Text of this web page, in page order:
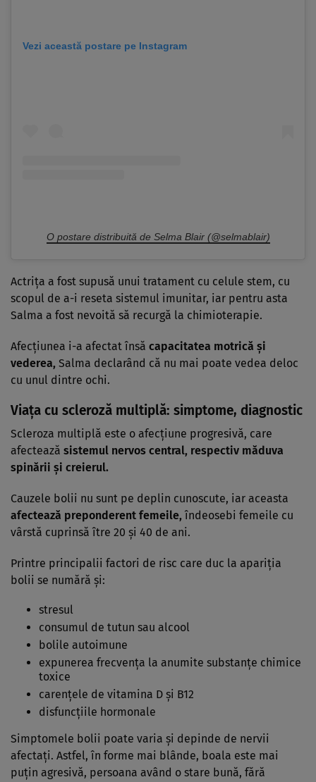
Vezi această postare pe Instagram
O postare distribuită de Selma Blair (@selmablair)
Actrița a fost supusă unui tratament cu celule stem, cu
scopul de a-i reseta sistemul imunitar, iar pentru asta
Salma a fost nevoită să recurgă la chimioterapie.
Afecțiunea i-a afectat însă capacitatea motrică și
vederea, Salma declarând că nu mai poate vedea deloc
cu unul dintre ochi.
Viața cu scleroză multiplă: simptome, diagnostic
Scleroza multiplă este o afecțiune progresivă, care
afectează sistemul nervos central, respectiv măduva
spinării și creierul.
Cauzele bolii nu sunt pe deplin cunoscute, iar aceasta
afectează preponderent femeile, îndeosebi femeile cu
vârstă cuprinsă ître 20 și 40 de ani.
Printre principalii factori de risc care duc la apariția
bolii se numără și:
stresul
consumul de tutun sau alcool
bolile autoimune
expunerea frecvența la anumite substanțe chimice
toxice
carențele de vitamina D și B12
disfuncțiile hormonale
Simptomele bolii poate varia și depinde de nervii
afectați. Astfel, în forme mai blânde, boala este mai
puțin agresivă, persoana având o stare bună, fără